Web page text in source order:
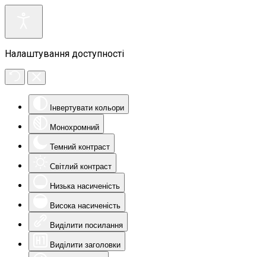
Налаштування доступності
Інвертувати кольори
Монохромний
Темний контраст
Світлий контраст
Низька насиченість
Висока насиченість
Виділити посилання
Виділити заголовки